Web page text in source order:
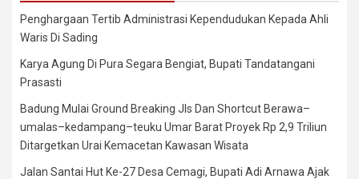
Penghargaan Tertib Administrasi Kependudukan Kepada Ahli
Waris Di Sading
Karya Agung Di Pura Segara Bengiat, Bupati Tandatangani
Prasasti
Badung Mulai Ground Breaking Jls Dan Shortcut Berawa–
umalas–kedampang–teuku Umar Barat Proyek Rp 2,9 Triliun
Ditargetkan Urai Kemacetan Kawasan Wisata
Jalan Santai Hut Ke-27 Desa Cemagi, Bupati Adi Arnawa Ajak